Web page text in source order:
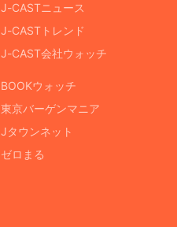
J-CASTニュース
J-CASTトレンド
J-CAST会社ウォッチ
BOOKウォッチ
東京バーゲンマニア
Jタウンネット
ゼロまる